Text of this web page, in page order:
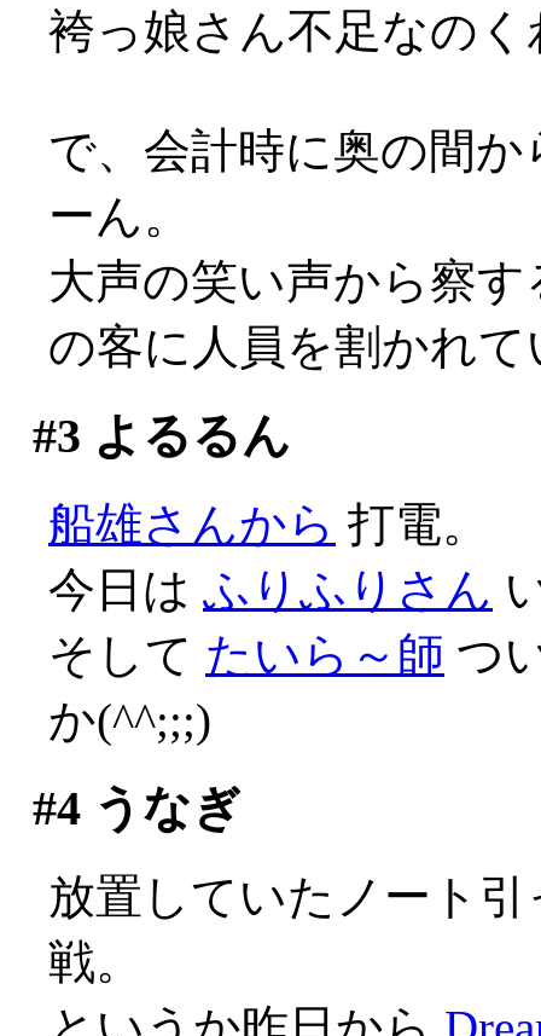
袴っ娘さん不足なのく
で、会計時に奥の間
ーん。
大声の笑い声から察
の客に人員を割かれて
#3 よるるん
船雄さんから 打電。
今日は ふりふりさん
そして たいら～師 つ
か(^^;;;)
#4うなぎ
放置していたノート
戦。